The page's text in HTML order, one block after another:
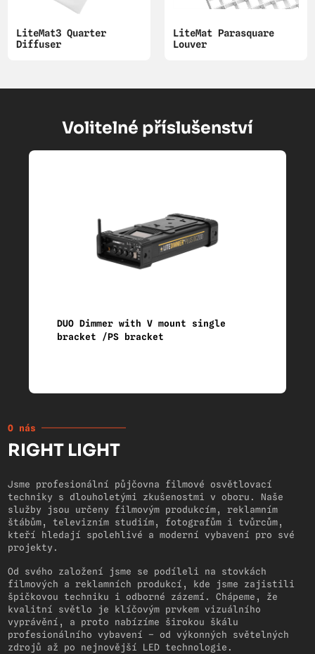
LiteMat3 Quarter
Diffuser
LiteMat Parasquare
Louver
Volitelné příslušenství
DUO Dimmer with V mount single
bracket /PS bracket
O nás
RIGHT LIGHT
Jsme profesionální půjčovna filmové osvětlovací
techniky s dlouholetými zkušenostmi v oboru. Naše
služby jsou určeny filmovým produkcím, reklamním
štábům, televizním studiím, fotografům i tvůrcům,
kteří hledají spolehlivé a moderní vybavení pro své
projekty.
Od svého založení jsme se podíleli na stovkách
filmových a reklamních produkcí, kde jsme zajistili
špičkovou techniku i odborné zázemí. Chápeme, že
kvalitní světlo je klíčovým prvkem vizuálního
vyprávění, a proto nabízíme širokou škálu
profesionálního vybavení – od výkonných světelných
zdrojů až po nejnovější LED technologie.